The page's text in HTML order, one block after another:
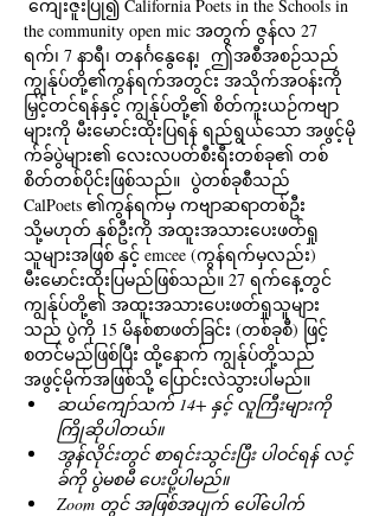
the community open mic အတွက် ဇွန်လ 27
ရက်၊ 7 နာရီ၊ တနင်္ဂနွေနေ့၊  ဤအစီအစဉ်သည်
ကျွန်ုပ်တို့၏ကွန်ရက်အတွင်း အသိုက်အဝန်းကို
မြှင့်တင်ရန်နှင့် ကျွန်ုပ်တို့၏ စိတ်ကူးယဉ်ကဗျာ
များကို မီးမောင်းထိုးပြရန် ရည်ရွယ်သော အဖွင့်မို
က်ခ်ပွဲများ၏ လေးလပတ်စီးရီးတစ်ခု၏ တစ်
စိတ်တစ်ပိုင်းဖြစ်သည်။  ပွဲတစ်ခုစီသည်
CalPoets ၏ကွန်ရက်မှ ကဗျာဆရာတစ်ဦး
သို့မဟုတ် နှစ်ဦးကို အထူးအသားပေးဖတ်ရှု
သူများအဖြစ် နှင့် emcee (ကွန်ရက်မှလည်း)
မီးမောင်းထိုးပြမည်ဖြစ်သည်။ 27 ရက်နေ့တွင်
ကျွန်ုပ်တို့၏ အထူးအသားပေးဖတ်ရှုသူများ
သည် ပွဲကို 15 မိနစ်စာဖတ်ခြင်း (တစ်ခုစီ) ဖြင့်
စတင်မည်ဖြစ်ပြီး ထို့နောက် ကျွန်ုပ်တို့သည်
အဖွင့်မိုက်အဖြစ်သို့ ပြောင်းလဲသွားပါမည်။
ဆယ်ကျော်သက် 14+ နှင့် လူကြီးများကို
ကြိုဆိုပါတယ်။
အွန်လိုင်းတွင် စာရင်းသွင်းပြီး ပါဝင်ရန် လင့်
ခ်ကို ပွဲမစမီ ပေးပို့ပါမည်။
Zoom တွင် အဖြစ်အပျက် ပေါ်ပေါက်